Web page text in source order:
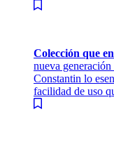
Colección que
nueva
Constantin lo
facilidad de uso